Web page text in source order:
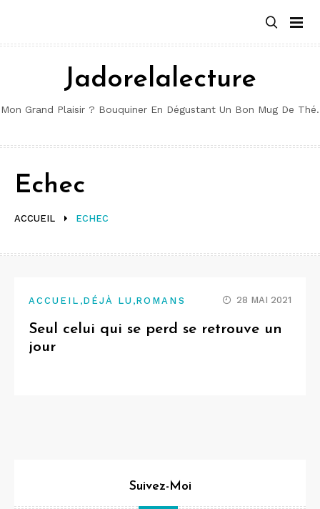
contenu
Jadorelalecture
Mon Grand Plaisir ? Bouquiner En Dégustant Un Bon Mug De Thé.
ACCUEIL ECHEC
Echec
ACCUEIL ,DÉJÀ LU ,ROMANS 28 MAI 2021
Seul celui qui se perd se retrouve un
jour
Suivez-Moi